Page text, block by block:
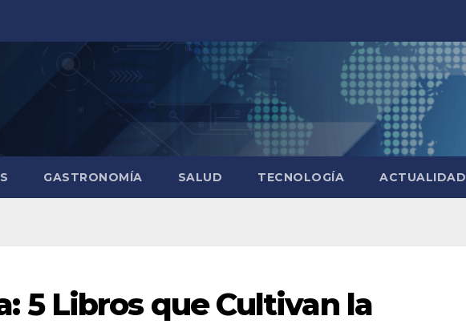
GASTRONOMÍA SALUD TECNOLOGÍA ACTUALIDAD
5 Libros que Cultivan la